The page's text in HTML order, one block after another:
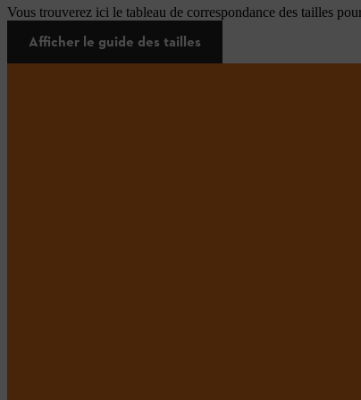
Vous trouverez ici le tableau de correspondance des tailles
Afficher le guide des tailles